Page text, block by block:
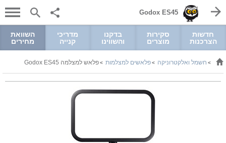
Godox ES45
חדשות
הצרכנות
סקירות
מוצרים
בדקנו
והשווינו
מדריכי
קנייה
השוואת
מחירים
> חשמל ואלקטרוניקה >פלאשים למצלמות >פלאש למצלמה Godox ES45